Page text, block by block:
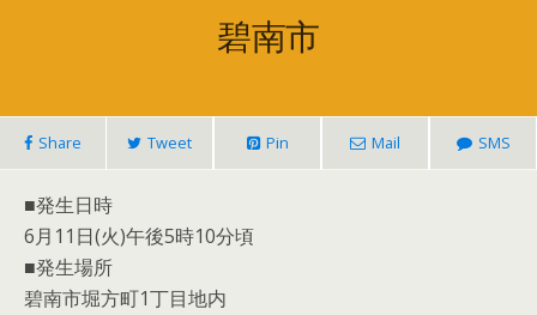
碧南市
Share Tweet Pin Mail SMS
■発生日時
6月11日(火)午後5時10分頃
■発生場所
碧南市堀方町1丁目地内